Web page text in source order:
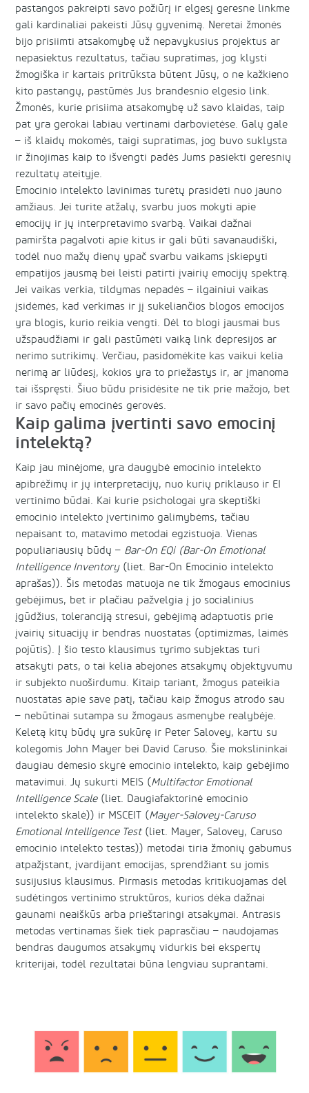
pastangos pakreipti savo požiūrį ir elgesį geresne linkme
gali kardinaliai pakeisti Jūsų gyvenimą. Neretai žmonės
bijo prisiimti atsakomybę už nepavykusius projektus ar
nepasiektus rezultatus, tačiau supratimas, jog klysti
žmogiška ir kartais pritrūksta būtent Jūsų, o ne kažkieno
kito pastangų, pastūmės Jus brandesnio elgesio link.
Žmonės, kurie prisiima atsakomybę už savo klaidas, taip
pat yra gerokai labiau vertinami darbovietėse. Galų gale
– iš klaidų mokomės, taigi supratimas, jog buvo suklysta
ir žinojimas kaip to išvengti padės Jums pasiekti geresnių
rezultatų ateityje.
Emocinio intelekto lavinimas turėtų prasidėti nuo jauno
amžiaus. Jei turite atžalų, svarbu juos mokyti apie
emocijų ir jų interpretavimo svarbą. Vaikai dažnai
pamiršta pagalvoti apie kitus ir gali būti savanaudiški,
todėl nuo mažų dienų ypač svarbu vaikams įskiepyti
empatijos jausmą bei leisti patirti įvairių emocijų spektrą.
Jei vaikas verkia, tildymas nepadės – ilgainiui vaikas
įsidėmės, kad verkimas ir jį sukeliančios blogos emocijos
yra blogis, kurio reikia vengti. Dėl to blogi jausmai bus
užspaudžiami ir gali pastūmėti vaiką link depresijos ar
nerimo sutrikimų. Verčiau, pasidomėkite kas vaikui kelia
nerimą ar liūdesį, kokios yra to priežastys ir, ar įmanoma
tai išspręsti. Šiuo būdu prisidėsite ne tik prie mažojo, bet
ir savo pačių emocinės gerovės.
Kaip galima įvertinti savo emocinį
intelektą?
Kaip jau minėjome, yra daugybė emocinio intelekto
apibrėžimų ir jų interpretacijų, nuo kurių priklauso ir EI
vertinimo būdai. Kai kurie psichologai yra skeptiški
emocinio intelekto įvertinimo galimybėms, tačiau
nepaisant to, matavimo metodai egzistuoja. Vienas
populiariausių būdų – Bar-On EQi (Bar-On Emotional
Intelligence Inventory(liet. Bar-On Emocinio intelekto
aprašas)). Šis metodas matuoja ne tik žmogaus emocinius
gebėjimus, bet ir plačiau pažvelgia į jo socialinius
įgūdžius, toleranciją stresui, gebėjimą adaptuotis prie
įvairių situacijų ir bendras nuostatas (optimizmas, laimės
pojūtis). Į šio testo klausimus tyrimo subjektas turi
atsakyti pats, o tai kelia abejones atsakymų objektyvumu
ir subjekto nuoširdumu. Kitaip tariant, žmogus pateikia
nuostatas apie save patį, tačiau kaip žmogus atrodo sau
– nebūtinai sutampa su žmogaus asmenybe realybėje.
Keletą kitų būdų yra sukūrę ir Peter Salovey, kartu su
kolegomis John Mayer bei David Caruso. Šie mokslininkai
daugiau dėmesio skyrė emocinio intelekto, kaip gebėjimo
matavimui. Jų sukurti MEIS (Multifactor Emotional
Intelligence Scale(liet. Daugiafaktorinė emocinio
intelekto skalė)) ir MSCEIT (Mayer-Salovey-Caruso
Emotional Intelligence Test(liet. Mayer, Salovey, Caruso
emocinio intelekto testas)) metodai tiria žmonių gabumus
atpažįstant, įvardijant emocijas, sprendžiant su jomis
susijusius klausimus. Pirmasis metodas kritikuojamas dėl
sudėtingos vertinimo struktūros, kurios dėka dažnai
gaunami neaiškūs arba prieštaringi atsakymai. Antrasis
metodas vertinamas šiek tiek paprasčiau – naudojamas
bendras daugumos atsakymų vidurkis bei ekspertų
kriterijai, todėl rezultatai būna lengviau suprantami.